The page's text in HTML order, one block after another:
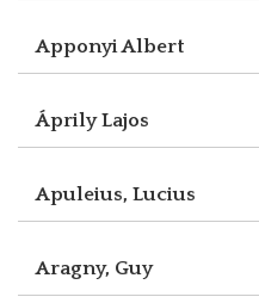
Apponyi Albert
Áprily Lajos
Apuleius, Lucius
Aragny, Guy